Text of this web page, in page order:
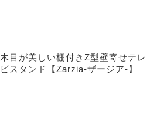
木目が美しい棚付きZ型壁寄せテレ
ビスタンド【Zarzia-ザージア-】